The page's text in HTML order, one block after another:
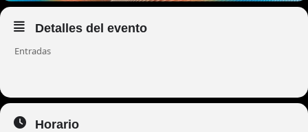
Detalles del evento
Entradas
Horario